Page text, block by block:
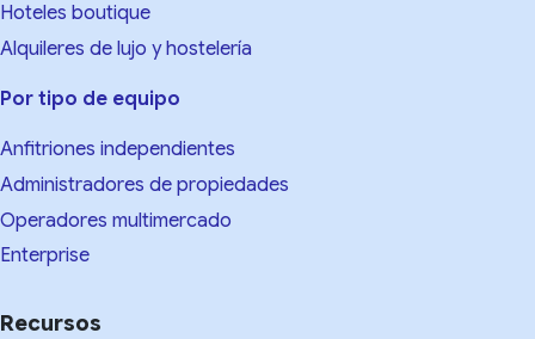
Hoteles boutique
Alquileres de lujo y hostelería
Por tipo de equipo
Anfitriones independientes
Administradores de propiedades
Operadores multimercado
Enterprise
Recursos